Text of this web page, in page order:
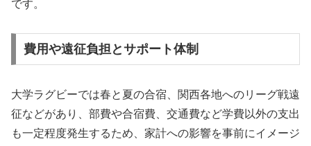
です。
費用や遠征負担とサポート体制
大学ラグビーでは春と夏の合宿、関西各地へのリーグ戦遠
征などがあり、部費や合宿費、交通費など学費以外の支出
も一定程度発生するため、家計への影響を事前にイメージ